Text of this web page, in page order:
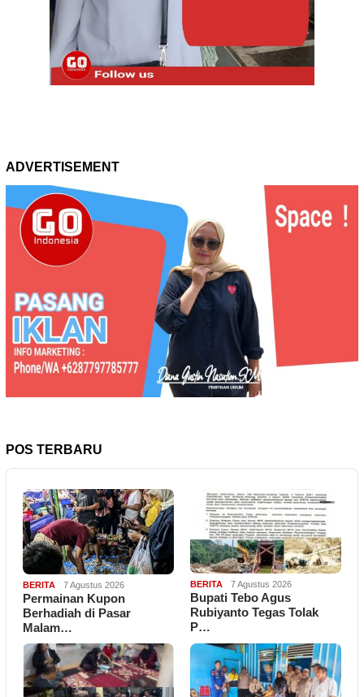
ADVERTISEMENT
POS TERBARU
BERITA 7 Agustus 2026
Permainan Kupon
Berhadiah di Pasar
Malam…
BERITA 7 Agustus 2026
Bupati Tebo Agus
Rubiyanto Tegas Tolak
P…